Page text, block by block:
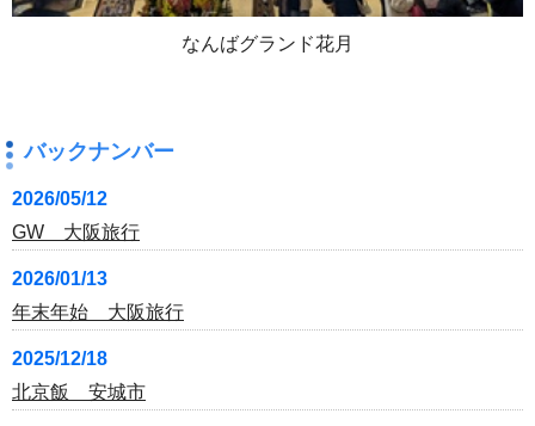
なんばグランド花月
バックナンバー
2026/05/12
GW 大阪旅行
2026/01/13
年末年始 大阪旅行
2025/12/18
北京飯 安城市